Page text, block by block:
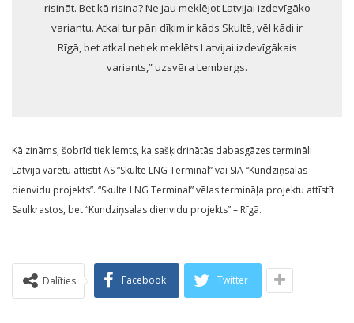
risināt. Bet kā risina? Ne jau meklējot Latvijai izdevīgāko
variantu. Atkal tur pāri dīķim ir kāds Skultē, vēl kādi ir
Rīgā, bet atkal netiek meklēts Latvijai izdevīgākais
variants,” uzsvēra Lembergs.
Kā zināms, šobrīd tiek lemts, ka sašķidrinātās dabasgāzes termināli
Latvijā varētu attīstīt AS “Skulte LNG Terminal” vai SIA “Kundziņsalas
dienvidu projekts”. “Skulte LNG Terminal” vēlas termināļa projektu attīstīt
Saulkrastos, bet “Kundziņsalas dienvidu projekts” – Rīgā.
Dalīties Facebook Twitter